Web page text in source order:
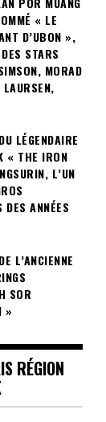
« LE
D’UBON »,
STARS
MORAD
LÉGENDAIRE
« THE IRON
L’UN
DES ANNÉES
L’ANCIENNE
SOR
»
RÉGION